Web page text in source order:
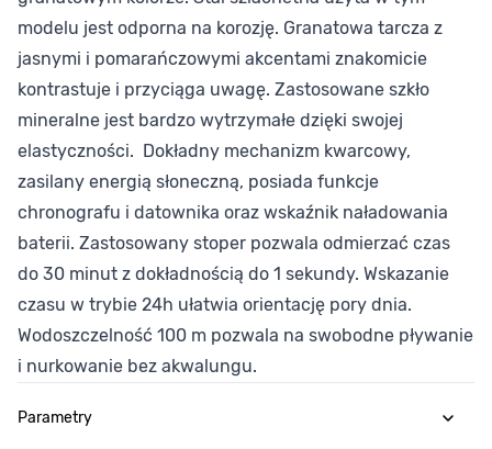
modelu jest odporna na korozję. Granatowa tarcza z
jasnymi i pomarańczowymi akcentami znakomicie
kontrastuje i przyciąga uwagę. Zastosowane szkło
mineralne jest bardzo wytrzymałe dzięki swojej
elastyczności. Dokładny mechanizm kwarcowy,
zasilany energią słoneczną, posiada funkcje
chronografu i datownika oraz wskaźnik naładowania
baterii. Zastosowany stoper pozwala odmierzać czas
do 30 minut z dokładnością do 1 sekundy. Wskazanie
czasu w trybie 24h ułatwia orientację pory dnia.
Wodoszczelność 100 m pozwala na swobodne pływanie
i nurkowanie bez akwalungu.
Parametry